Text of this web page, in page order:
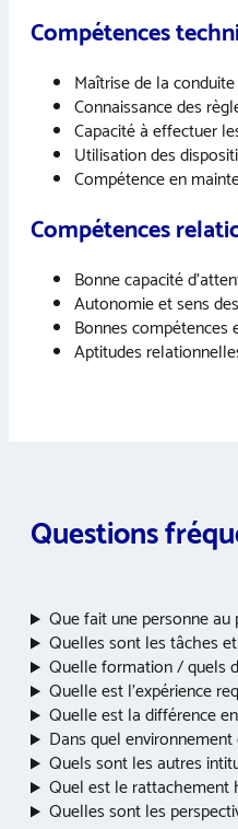
Compétences
Maîtrise de la
Connaissance des
Capacité à effectuer
Utilisation des
Compétence en
Compétences
Bonne capacité
Autonomie et sens
Bonnes
Aptitudes
Questions
Que fait une personne
Quelles sont les tâches
Quelle formation / quels
Quelle est l’expérience
Quelle est la différence
Dans quel
Quels sont les autres
Quel est le rattachement
Quelles sont les